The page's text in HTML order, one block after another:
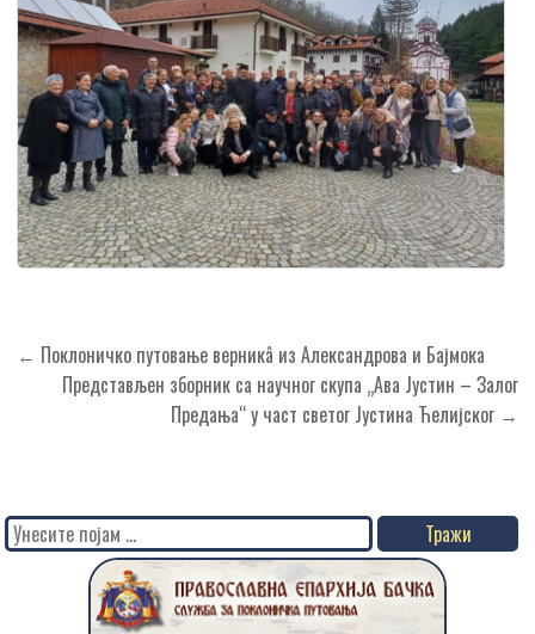
Кретање
чланка
← Поклоничко путовање верникâ из Александрова и Бајмока
Представљен зборник са научног скупа „Ава Јустин – Залог
Предања“ у част светог Јустина Ћелијског →
Search
for: